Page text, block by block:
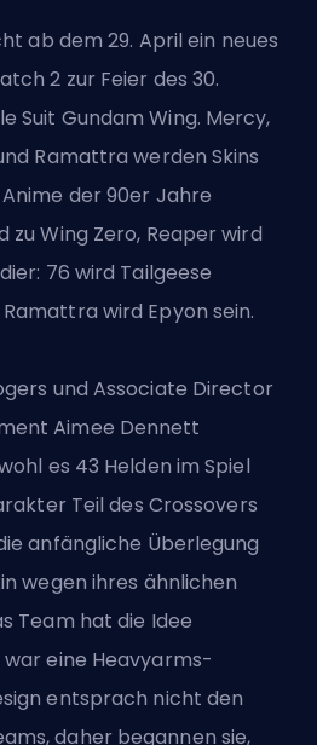
ab dem 29. April ein neues
2 zur Feier des 30.
Suit Gundam Wing. Mercy,
Ramattra werdenSkins
der 90er Jahre
Wing Zero, Reaper wird
76 wird Tailgeese
wird Epyon sein.
und Associate Director
Aimee Dennett
es 43 Helden im Spiel
Teil des Crossovers
anfängliche Überlegung
wegen ihres ähnlichen
Team hat die Idee
eine Heavyarms-
entsprach nicht den
daher begannen sie,